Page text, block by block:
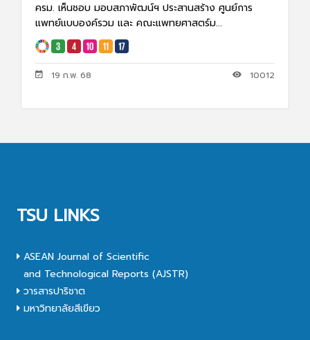
ครม. เห็นชอบ มอบสภาพัฒน์ฯ ประสานสร้าง ศูนย์การ
แพทย์แบบองค์รวม และ คณะแพทยศาสตร์ม...
19 ก.พ. 68 10012
TSU LINKS
ASEAN Journal of Scientific
and Technological Reports (AJSTR)
วารสารปาริชาต
มหาวิทยาลัยสีเขียว